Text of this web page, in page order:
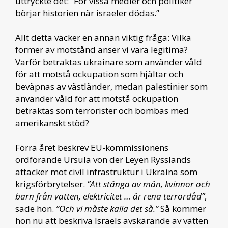
börjar historien när israeler dödas.”
Allt detta väcker en annan viktig fråga: Vilka
former av motstånd anser vi vara legitima?
Varför betraktas ukrainare som använder våld
för att motstå ockupation som hjältar och
beväpnas av västländer, medan palestinier som
använder våld för att motstå ockupation
betraktas som terrorister och bombas med
amerikanskt stöd?
Förra året beskrev EU-kommissionens
ordförande Ursula von der Leyen Rysslands
attacker mot civil infrastruktur i Ukraina som
krigsförbrytelser. ”Att stänga av män, kvinnor och
barn från vatten, elektricitet … är rena terrordåd”,
sade hon. ”Och vi måste kalla det så.”Så kommer
hon nu att beskriva Israels avskärande av vatten